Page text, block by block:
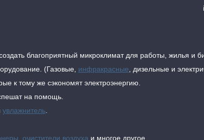
благоприятный микроклимат для работы, жилья и
(Газовые, инфракрасные , дизельные и
к тому же сэкономят электроэнергию.
на помощь.
увлажнитель
очистители воздуха и многое другое.